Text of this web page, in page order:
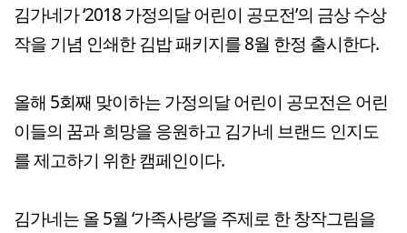
김가네가 ‘2018 가정의달 어린이 공모전’의 금상 수상
작을 기념 인쇄한 김밥 패키지를 8월 한정 출시한다.
올해 5회째 맞이하는 가정의달 어린이 공모전은 어린
이들의 꿈과 희망을 응원하고 김가네 브랜드 인지도
를 제고하기 위한 캠페인이다.
김가네는 올 5월 ‘가족사랑’을 주제로 한 창작그림을